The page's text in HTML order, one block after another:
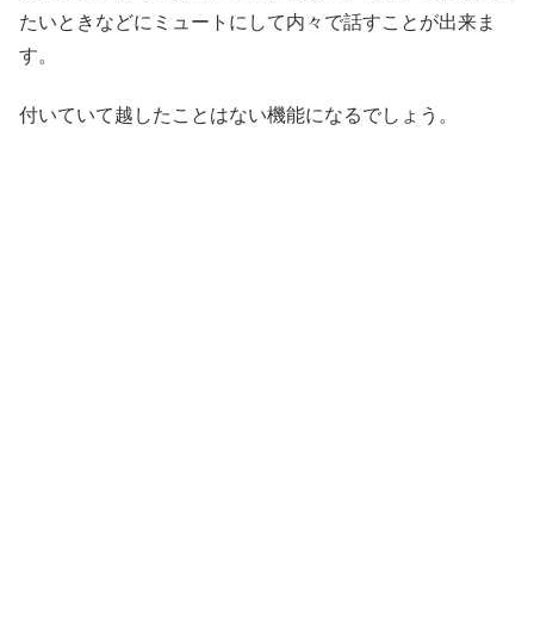
たいときなどにミュートにして内々で話すことが出来ま
す。
付いていて越したことはない機能になるでしょう。